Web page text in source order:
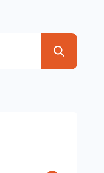
nostrud.